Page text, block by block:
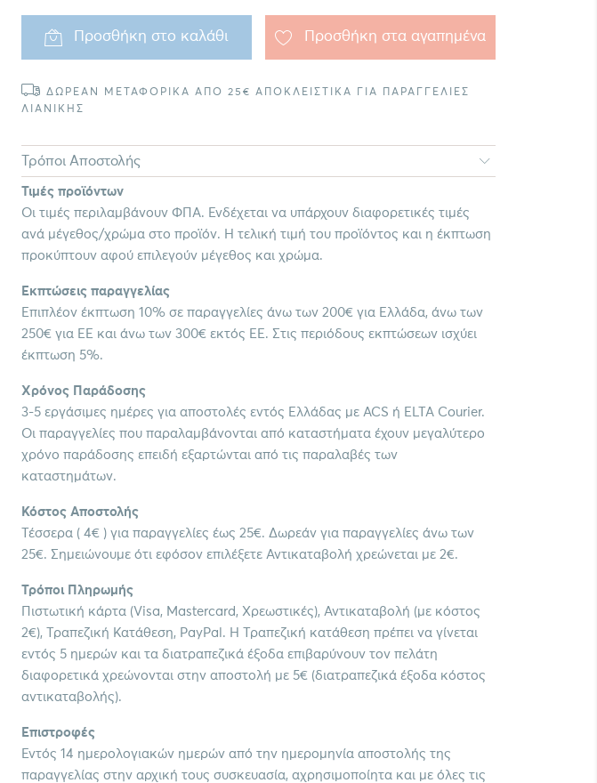
Προσθήκη στο καλάθι Προσθήκη στα αγαπημένα
ΔΩΡΕΑΝ ΜΕΤΑΦΟΡΙΚΑ ΑΠΟ 25€ ΑΠΟΚΛΕΙΣΤΙΚΑ ΓΙΑ ΠΑΡΑΓΓΕΛΙΕΣ
ΛΙΑΝΙΚΗΣ
Τρόποι Αποστολής
Τιμές προϊόντων
Οι τιμές περιλαμβάνουν ΦΠΑ. Ενδέχεται να υπάρχουν διαφορετικές τιμές
ανά μέγεθος/χρώμα στο προϊόν. Η τελική τιμή του προϊόντος και η έκπτωση
προκύπτουν αφού επιλεγούν μέγεθος και χρώμα.
Εκπτώσεις παραγγελίας
Επιπλέον έκπτωση 10% σε παραγγελίες άνω των 200€ για Ελλάδα, άνω των
250€ για ΕΕ και άνω των 300€ εκτός ΕΕ. Στις περιόδους εκπτώσεων ισχύει
έκπτωση 5%.
Χρόνος Παράδοσης
3-5 εργάσιμες ημέρες για αποστολές εντός Ελλάδας με ACS ή ELTA Courier.
Οι παραγγελίες που παραλαμβάνονται από καταστήματα έχουν μεγαλύτερο
χρόνο παράδοσης επειδή εξαρτώνται από τις παραλαβές των
καταστημάτων.
Κόστος Αποστολής
Τέσσερα ( 4€ ) για παραγγελίες έως 25€. Δωρεάν για παραγγελίες άνω των
25€. Σημειώνουμε ότι εφόσον επιλέξετε Αντικαταβολή χρεώνεται με 2€.
Τρόποι Πληρωμής
Πιστωτική κάρτα (Visa, Mastercard, Χρεωστικές), Αντικαταβολή (με κόστος
2€), Τραπεζική Κατάθεση, PayPal. Η Τραπεζική κατάθεση πρέπει να γίνεται
εντός 5 ημερών και τα διατραπεζικά έξοδα επιβαρύνουν τον πελάτη
διαφορετικά χρεώνονται στην αποστολή με 5€ (διατραπεζικά έξοδα κόστος
αντικαταβολής).
Επιστροφές
Εντός 14 ημερολογιακών ημερών από την ημερομηνία αποστολής της
παραγγελίας στην αρχική τους συσκευασία, αχρησιμοποίητα και με όλες τις